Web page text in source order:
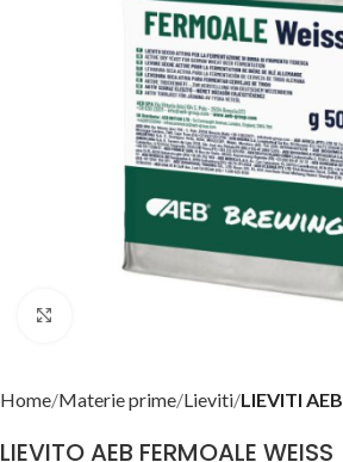
Home Materie prime Lieviti LIEVITI AEB
LIEVITO AEB FERMOALE WEISS